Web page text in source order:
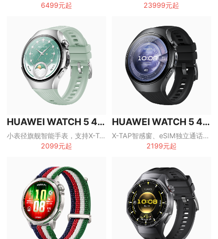
6499元起
23999元起
HUAWEI WATCH 5 42mm
小表径旗舰智能手表，支持X-TAP智感窗、eSIM独立通话和一键微体检
2099元起
HUAWEI WATCH 5 46mm
X-TAP智感窗、eSIM独立通话与一键微体检，旗舰全能智能手表
2199元起